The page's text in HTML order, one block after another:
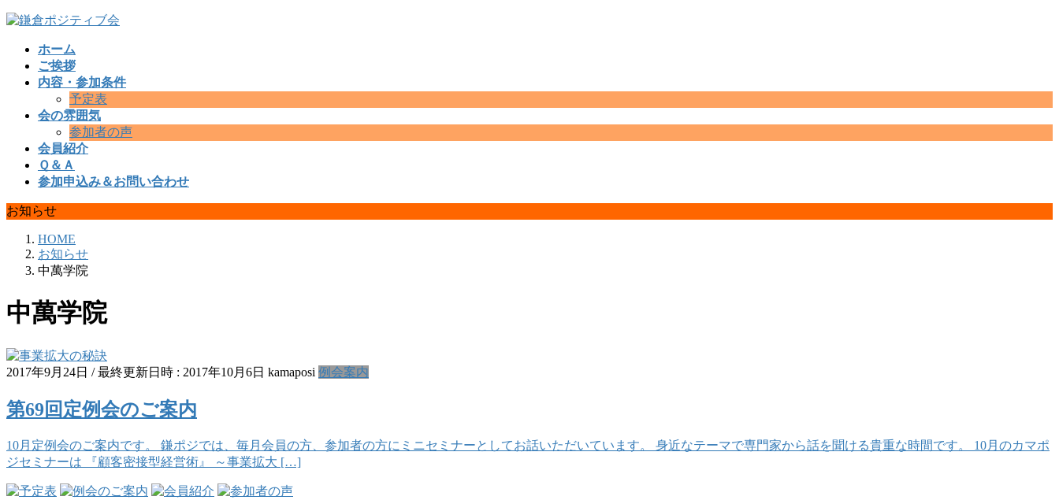
コ
ナ
ホーム
ご挨拶
内容・参加条件
予定表
会の雰囲気
参加者の声
会員紹介
Ｑ＆Ａ
参加申込み＆お問い合わせ
お知らせ
HOME
お知らせ
中萬学院
中萬学院
2017年9月24日 / 最終更新日時 : 2017年10月6日 kamaposi 例会案内
第69回定例会のご案内
10月定例会のご案内です。 鎌ポジでは、毎月会員の方、参加者の方にミニセミナーとしてお話いただいています。 身近なテーマで専門家から話を聞ける貴重な時間です。 10月のカマポ
ジセミナーは 『顧客密接型経営術』 ～事業拡大 […]